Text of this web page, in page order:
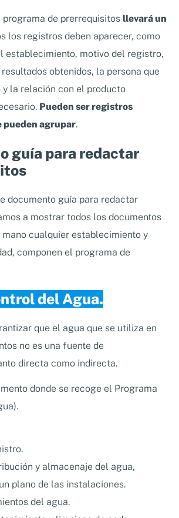
programa de prerrequisitos llevará un
los registros deben aparecer, como
establecimiento, motivo del registro,
obtenidos, la persona que
la relación con el producto
Pueden ser registros
pueden agrupar.
guía para redactar
documento guía para redactar
a mostrar todos los documentos
mano cualquier establecimiento y
componen el programa de
del Agua.
que el agua que se utiliza en
no es una fuente de
directa como indirecta.
donde se recoge el Programa
y almacenaje del agua,
plano de las instalaciones.
del agua.